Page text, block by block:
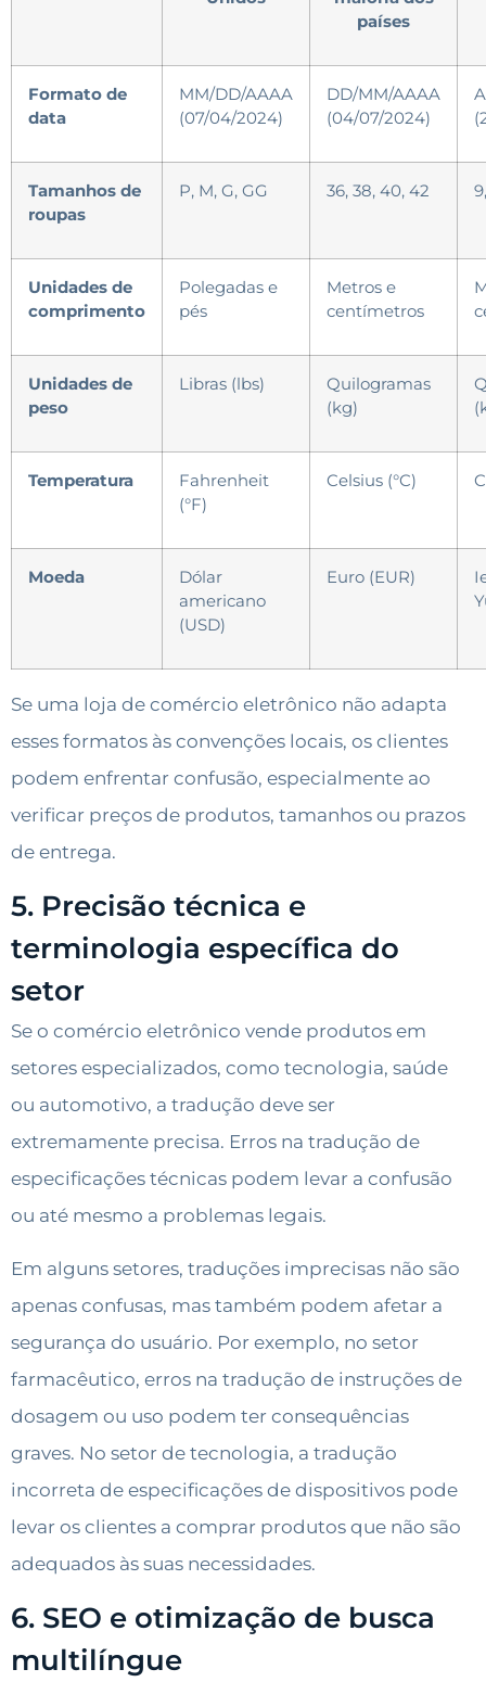
países
Formato de
data
MM/DD/AAAA
(07/04/2024)
DD/MM/AAAA
(04/07/2024)
Tamanhos de
roupas
P, M, G, GG 36, 38, 40, 42
Unidades de
comprimento
Polegadas e
pés
Metros e
centímetros
Unidades de
peso
Libras (lbs)
Quilogramas
(kg)
Temperatura
Fahrenheit
(°F)
Celsius (°C)
Moeda
Dólar
americano
(USD)
Euro (EUR)
Se uma loja de comércio eletrônico não adapta
esses formatos às convenções locais, os clientes
podem enfrentar confusão, especialmente ao
verificar preços de produtos, tamanhos ou prazos
de entrega.
5. Precisão técnica e
terminologia específica do
setor
Se o comércio eletrônico vende produtos em
setores especializados, como tecnologia, saúde
ou automotivo, a tradução deve ser
extremamente precisa. Erros na tradução de
especificações técnicas podem levar a confusão
ou até mesmo a problemas legais.
Em alguns setores, traduções imprecisas não são
apenas confusas, mas também podem afetar a
segurança do usuário. Por exemplo, no setor
farmacêutico, erros na tradução de instruções de
dosagem ou uso podem ter consequências
graves. No setor de tecnologia, a tradução
incorreta de especificações de dispositivos pode
levar os clientes a comprar produtos que não são
adequados às suas necessidades.
6. SEO e otimização de busca
multilíngue